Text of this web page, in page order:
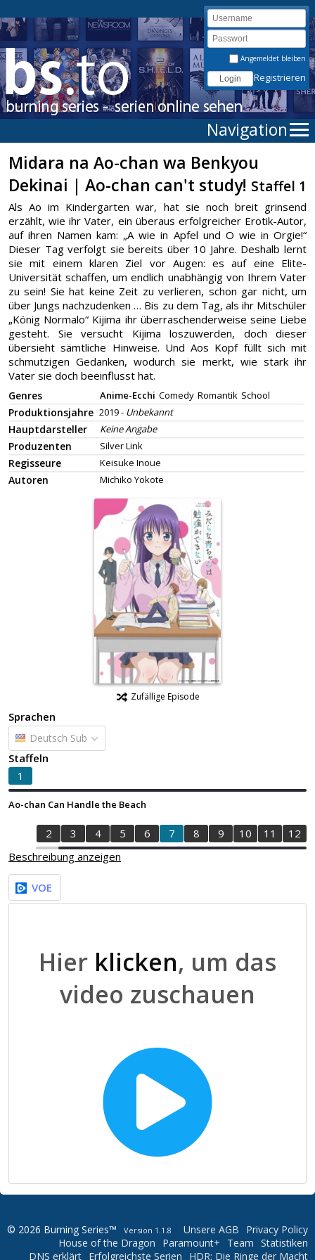
Angemeldet bleiben
Registrieren
Navigation
Midara na Ao-chan wa Benkyou
Dekinai | Ao-chan can't study! Staffel 1
Als Ao im Kindergarten war, hat sie noch breit grinsend
erzählt, wie ihr Vater, ein überaus erfolgreicher Erotik-Autor,
auf ihren Namen kam: „A wie in Apfel und O wie in Orgie!“
Dieser Tag verfolgt sie bereits über 10 Jahre. Deshalb lernt
sie mit einem klaren Ziel vor Augen: es auf eine Elite-
Universität schaffen, um endlich unabhängig von Ihrem Vater
zu sein! Sie hat keine Zeit zu verlieren, schon gar nicht, um
über Jungs nachzudenken … Bis zu dem Tag, als ihr Mitschüler
„König Normalo“ Kijima ihr überraschenderweise seine Liebe
gesteht. Sie versucht Kijima loszuwerden, doch dieser
übersieht sämtliche Hinweise. Und Aos Kopf füllt sich mit
schmutzigen Gedanken, wodurch sie merkt, wie stark ihr
Vater sie doch beeinflusst hat.
Genres Anime-Ecchi Comedy Romantik School
Produktionsjahre 2019 - Unbekannt
Hauptdarsteller Keine Angabe
Produzenten Silver Link
Regisseure Keisuke Inoue
Autoren Michiko Yokote
Zufällige Episode
Sprachen
Deutsch Sub
Staffeln
1
Ao-chan Can Handle the Beach
2 3 4 5 6 7 8 9 10 11
12
Beschreibung anzeigen
VOE
Hier klicken, um das
video zuschauen
© 2026 Burning Series™ Version 1.1.8 Privacy Policy
Unsere AGB
Statistiken
Team
Paramount+
House of the Dragon
HDR: Die Ringe der Macht
Erfolgreichste Serien
DNS erklärt